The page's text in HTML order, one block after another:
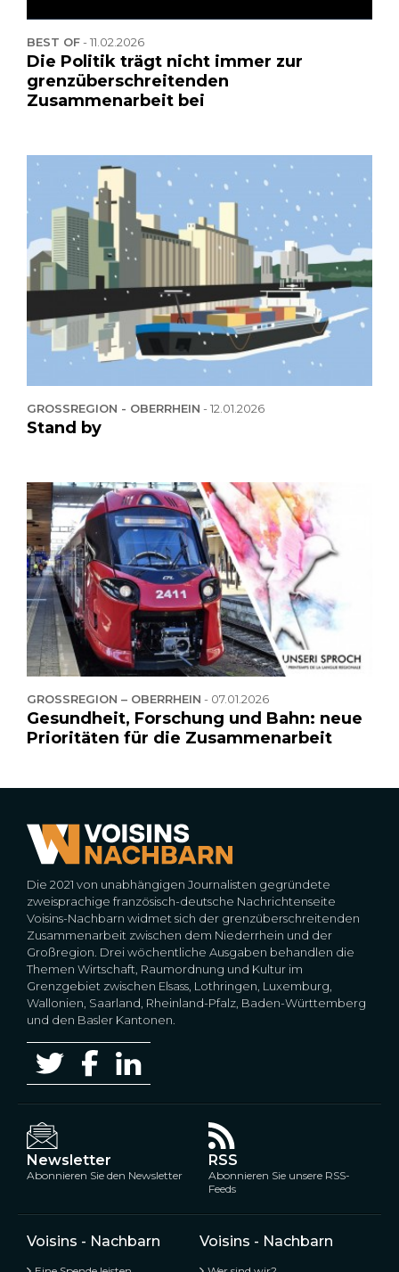
BEST OF-11.02.2026
Die Politik trägt nicht immer zur
grenzüberschreitenden
Zusammenarbeit bei
GROSSREGION - OBERRHEIN -12.01.2026
Stand by
GROSSREGION – OBERRHEIN - 07.01.2026
Gesundheit, Forschung und Bahn: neue
Prioritäten für die Zusammenarbeit
Die 2021 von unabhängigen Journalisten gegründete
zweisprachige französisch-deutsche Nachrichtenseite
Voisins-Nachbarn widmet sich der grenzüberschreitenden
Zusammenarbeit zwischen dem Niederrhein und der
Großregion. Drei wöchentliche Ausgaben behandlen die
Themen Wirtschaft, Raumordnung und Kultur im
Grenzgebiet zwischen Elsass, Lothringen, Luxemburg,
Wallonien, Saarland, Rheinland-Pfalz, Baden-Württemberg
und den Basler Kantonen.
Newsletter
Abonnieren Sie den Newsletter
RSS
Abonnieren Sie unsere RSS-
Feeds
Voisins - Nachbarn Voisins - Nachbarn